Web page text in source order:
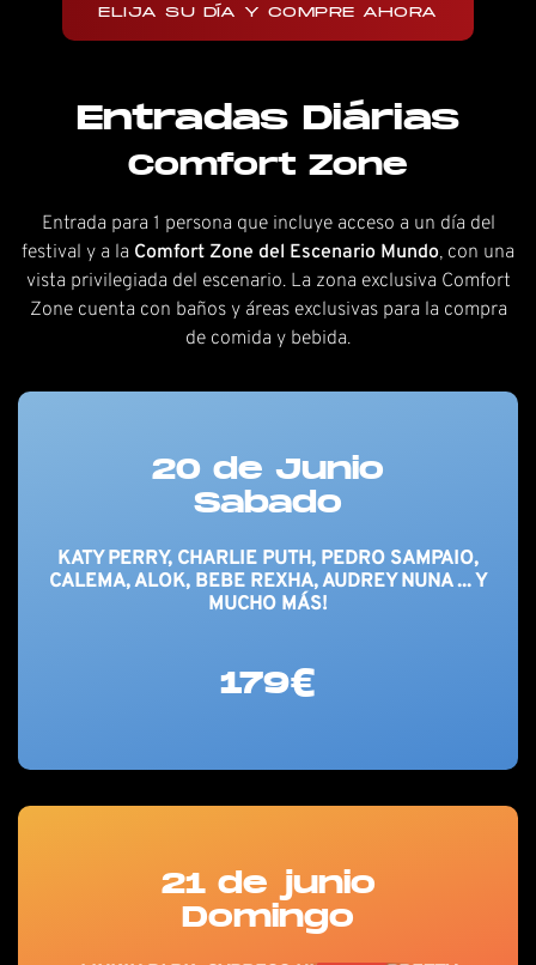
ELIJA SU DÍA Y COMPRE AHORA
Entradas Diárias
Comfort Zone
Entrada para 1 persona que incluye acceso a un día del
festival y a la Comfort Zone del Escenario Mundo, con una
vista privilegiada del escenario. La zona exclusiva Comfort
Zone cuenta con baños y áreas exclusivas para la compra
de comida y bebida.
20 de Junio
Sabado
KATY PERRY, CHARLIE PUTH, PEDRO SAMPAIO,
CALEMA, ALOK, BEBE REXHA, AUDREY NUNA ... Y
MUCHO MÁS!
179€
21 de junio
Domingo